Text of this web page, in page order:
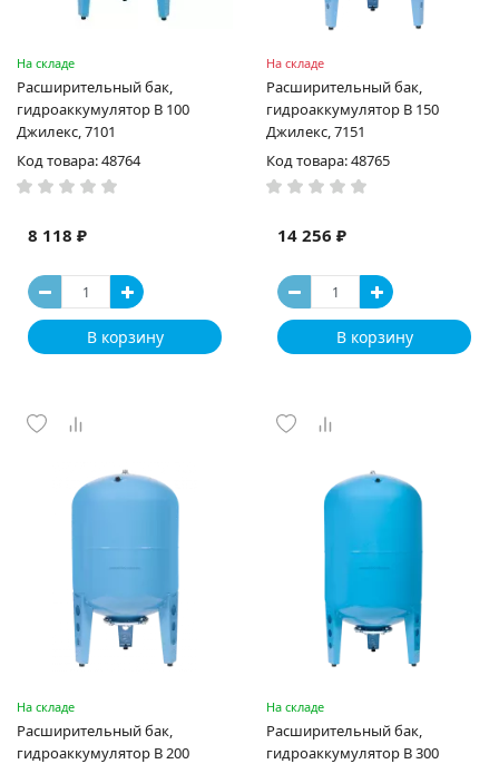
На складе
Расширительный бак,
гидроаккумулятор В 100
Джилекс, 7101
Код товара: 48764
8 118 ₽
В корзину
На складе
Расширительный бак,
гидроаккумулятор В 150
Джилекс, 7151
Код товара: 48765
14 256 ₽
В корзину
На складе
Расширительный бак,
гидроаккумулятор В 200
На складе
Расширительный бак,
гидроаккумулятор В 300